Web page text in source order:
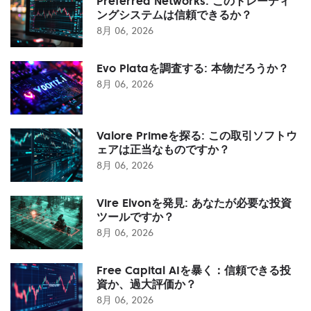
ングシステムは信頼できるか？
8月 06, 2026
Evo Plataを調査する: 本物だろうか？
8月 06, 2026
Valore Primeを探る: この取引ソフトウ
ェアは正当なものですか？
8月 06, 2026
Vire Elvonを発見: あなたが必要な投資
ツールですか？
8月 06, 2026
Free Capital AIを暴く：信頼できる投
資か、過大評価か？
8月 06, 2026